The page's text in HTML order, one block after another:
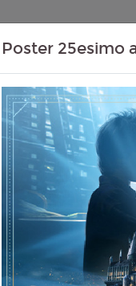
Listino Prezzi
+
Durata:
Poster 25esimo